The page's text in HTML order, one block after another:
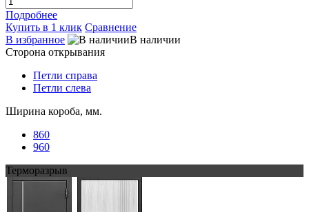
Подробнее
Купить в 1 клик Сравнение
В избранное
В наличии
Сторона открывания
Петли справа
Петли слева
Ширина короба, мм.
860
960
Терморазрыв